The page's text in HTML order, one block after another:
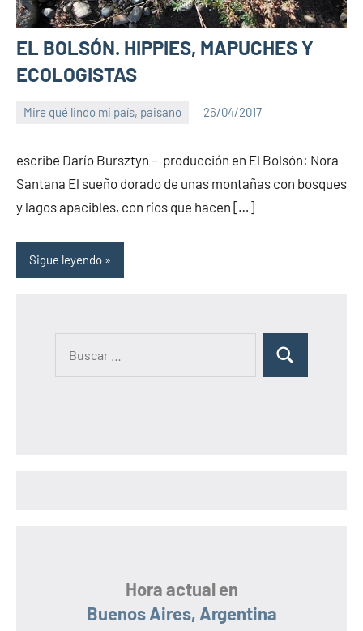
EL BOLSÓN. HIPPIES, MAPUCHES Y
ECOLOGISTAS
Mire qué lindo mi país, paisano 26/04/2017
PuroChamuyo
comentarios
escribe Darío Bursztyn – producción en El Bolsón: Nora
Santana El sueño dorado de unas montañas con bosques
y lagos apacibles, con ríos que hacen […]
Sigue leyendo
B
Hora actual en
Buenos Aires, Argentina